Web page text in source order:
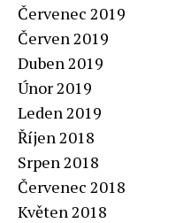
Červenec 2019
Červen 2019
Duben 2019
Únor 2019
Leden 2019
Říjen 2018
Srpen 2018
Červenec 2018
Květen 2018